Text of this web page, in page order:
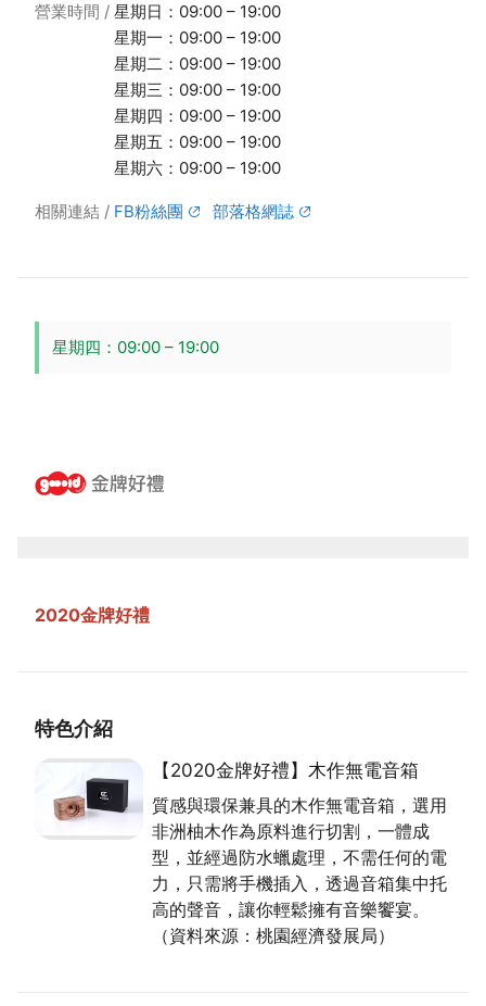
營業時間
星期日：09:00 – 19:00
星期一：09:00 – 19:00
星期二：09:00 – 19:00
星期三：09:00 – 19:00
星期四：09:00 – 19:00
星期五：09:00 – 19:00
星期六：09:00 – 19:00
相關連結 FB粉絲團 部落格網誌
星期四：09:00 – 19:00
2020金牌好禮
特色介紹
【2020金牌好禮】木作無電音箱
質感與環保兼具的木作無電音箱，選用
非洲柚木作為原料進行切割，一體成
型，並經過防水蠟處理，不需任何的電
力，只需將手機插入，透過音箱集中托
高的聲音，讓你輕鬆擁有音樂饗宴。
（資料來源：桃園經濟發展局）